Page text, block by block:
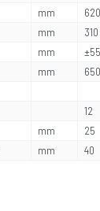
mm 620
mm 310
mm ±55
mm 650
12
mm 25
mm 40